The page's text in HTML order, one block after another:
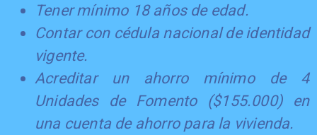
Tener mínimo 18 años de edad.
Contar con cédula nacional de identidad
vigente.
Acreditar un ahorro mínimo de 4
Unidades de Fomento ($155.000) en
una cuenta de ahorro para la vivienda.